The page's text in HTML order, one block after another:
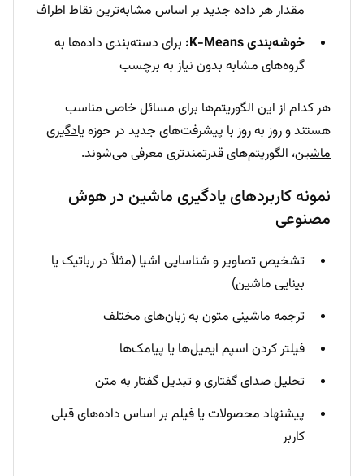
مقدار هر داده جدید بر اساس مشابه‌ترین نقاط اطراف
خوشه‌بندی K-Means:
برای دسته‌بندی داده‌ها به
گروه‌های مشابه بدون نیاز به برچسب
هر کدام از این الگوریتم‌ها برای مسائل خاصی مناسب
هستند و روز به روز با پیشرفت‌های جدید در حوزهیادگیری
ماشین، الگوریتم‌های قدرتمندتری معرفی می‌شوند.
نمونه کاربردهای یادگیری ماشین در هوش
مصنوعی
تشخیص تصاویر و شناسایی اشیا (مثلاً در رباتیک یا
بینایی ماشین)
ترجمه ماشینی متون به زبان‌های مختلف
فیلتر کردن اسپم ایمیل‌ها یا پیامک‌ها
تحلیل صدای گفتاری و تبدیل گفتار به متن
پیشنهاد محصولات یا فیلم بر اساس داده‌های قبلی
کاربر